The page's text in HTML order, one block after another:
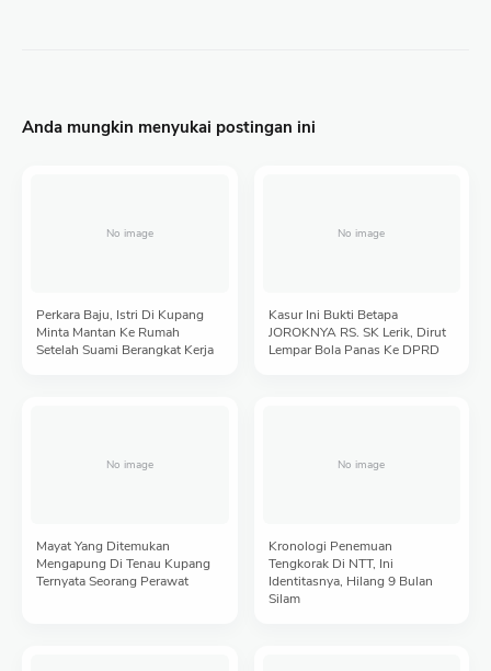
Anda mungkin menyukai postingan ini
Perkara Baju, Istri Di Kupang
Minta Mantan Ke Rumah
Setelah Suami Berangkat Kerja
Kasur Ini Bukti Betapa
JOROKNYA RS. SK Lerik, Dirut
Lempar Bola Panas Ke DPRD
Mayat Yang Ditemukan
Mengapung Di Tenau Kupang
Ternyata Seorang Perawat
Kronologi Penemuan
Tengkorak Di NTT, Ini
Identitasnya, Hilang 9 Bulan
Silam